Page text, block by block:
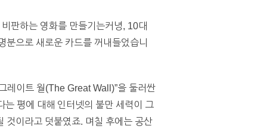
판하는 영화를 만들기는커녕, 10대
분으로 새로운 카드를 꺼내들었습니
레이트 월(The Great Wall)”을 둘러싼
는 평에 대해 인터넷의 불만 세력이 그
것이라고 덧붙였죠. 며칠 후에는 공산